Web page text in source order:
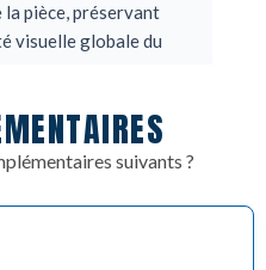
la pièce, préservant
visuelle globale du
: Son application
: il se
de la réparation
suivants ?